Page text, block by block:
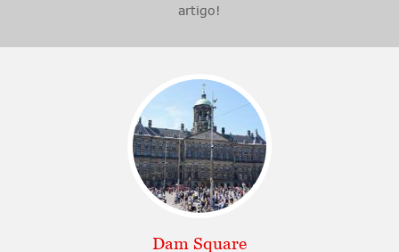
artigo!
Dam Square